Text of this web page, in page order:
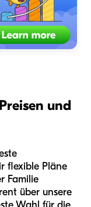
und
flexible Pläne
Familie
über unsere